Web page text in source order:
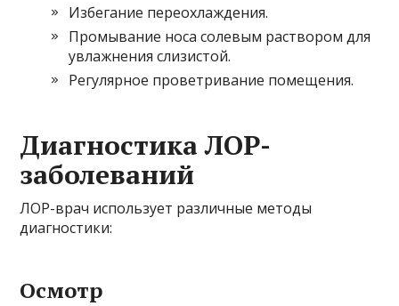
Избегание переохлаждения.
Промывание носа солевым раствором для
увлажнения слизистой.
Регулярное проветривание помещения.
Диагностика ЛОР-
заболеваний
ЛОР-врач использует различные методы
диагностики:
Осмотр